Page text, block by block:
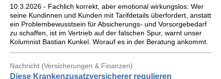
10.3.2026 - Fachlich korrekt, aber emotional wirkungslos: Wer
seine Kundinnen und Kunden mit Tarifdetails überfordert, anstatt
ein Problembewusstsein für Absicherungs- und Vorsorgebedarf
zu schaffen, ist im Vertrieb auf der falschen Spur, warnt unser
Kolumnist Bastian Kunkel. Worauf es in der Beratung ankommt.
Nachricht (Versicherungen & Finanzen)
Diese Krankenzusatzversicherer regulieren